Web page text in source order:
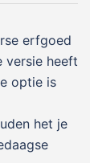
erfgoed
versie heeft
optie is
het je